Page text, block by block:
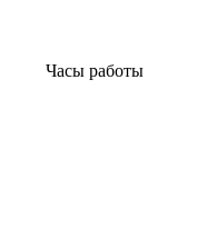
Часы работы